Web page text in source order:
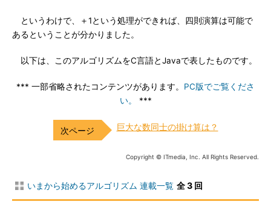
というわけで、＋1という処理ができれば、四則演算は可能で
あるということが分かりました。
以下は、このアルゴリズムをC言語とJavaで表したものです。
*** 一部省略されたコンテンツがあります。 PC版でご覧くださ
い。
***
巨大な数同士の掛け算は？
Copyright © ITmedia, Inc. All Rights Reserved.
いまから始めるアルゴリズム 連載一覧 全 3 回